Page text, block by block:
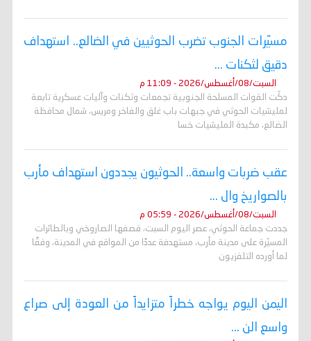
مسيّرات الجنوب تضرب الحوثيين في الضالع.. استهداف
دقيق لثكنات ...
السبت/08/أغسطس/2026 - 11:09 م
دكّت القوات المسلحة الجنوبية تجمعات وثكنات وآليات عسكرية تابعة
لمليشيات الحوثي في جبهات باب غلق والفاخر ومريس، شمال محافظة
الضالع، مكبدة المليشيات خسا
عقب ضربات واسعة.. الحوثيون يجددون استهداف مأرب
بالصواريخ وال ...
السبت/08/أغسطس/2026 - 05:59 م
جددت جماعة الحوثي، عصر اليوم السبت، قصفها الصاروخي وبالطائرات
المسيّرة على مدينة مأرب، مستهدفة عددًا من المواقع في المدينة، وفقًا
لما أورده التلفزيون
اليمن اليوم يواجه خطراً متزايداً من العودة إلى صراع
واسع الن ...